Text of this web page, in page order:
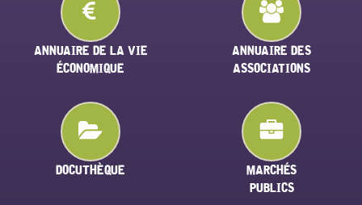
ANNUAIRE DE LA VIE
ÉCONOMIQUE
ANNUAIRE DES
ASSOCIATIONS
DOCUTHÈQUE
MARCHÉS
PUBLICS